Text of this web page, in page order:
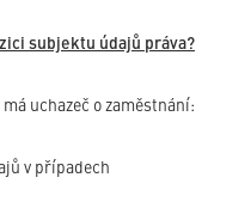
subjektu údajů práva?
uchazeč o zaměstnání:
v případech